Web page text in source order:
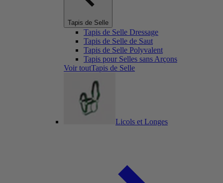
Tapis de Selle
Tapis de Selle Dressage
Tapis de Selle de Saut
Tapis de Selle Polyvalent
Tapis pour Selles sans Arçons
Voir toutTapis de Selle
Licols et Longes